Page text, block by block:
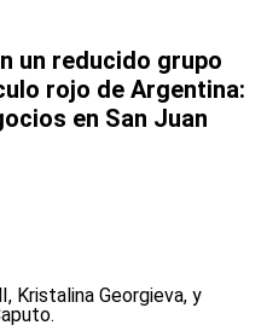
un reducido grupo
rojo de Argentina:
en San Juan